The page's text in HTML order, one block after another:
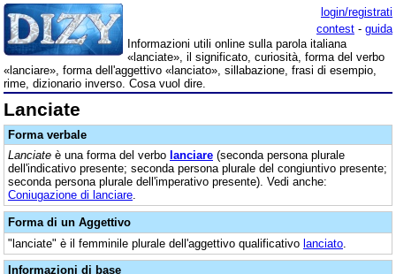
login/registrati
contest - guida
Informazioni utili online sulla parola italiana
«lanciate», il significato, curiosità, forma del verbo
«lanciare», forma dell'aggettivo «lanciato», sillabazione, frasi di esempio,
rime, dizionario inverso. Cosa vuol dire.
Lanciate
Forma verbale
Lanciate è una forma del verbo lanciare (seconda persona plurale
dell'indicativo presente; seconda persona plurale del congiuntivo presente;
seconda persona plurale dell'imperativo presente). Vedi anche:
Coniugazione di lanciare
Forma di un Aggettivo
"lanciate" è il femminile plurale dell'aggettivo qualificativo lanciato
Informazioni di base